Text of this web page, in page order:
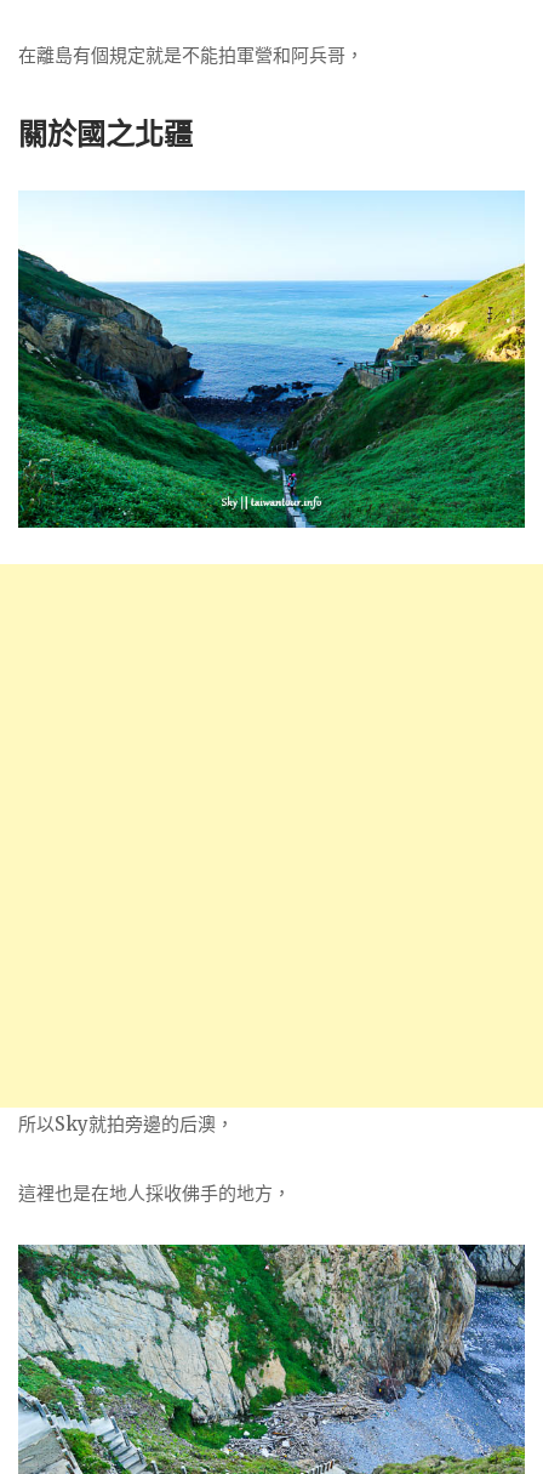
在離島有個規定就是不能拍軍營和阿兵哥，
關於國之北疆
所以Sky就拍旁邊的后澳，
這裡也是在地人採收佛手的地方，